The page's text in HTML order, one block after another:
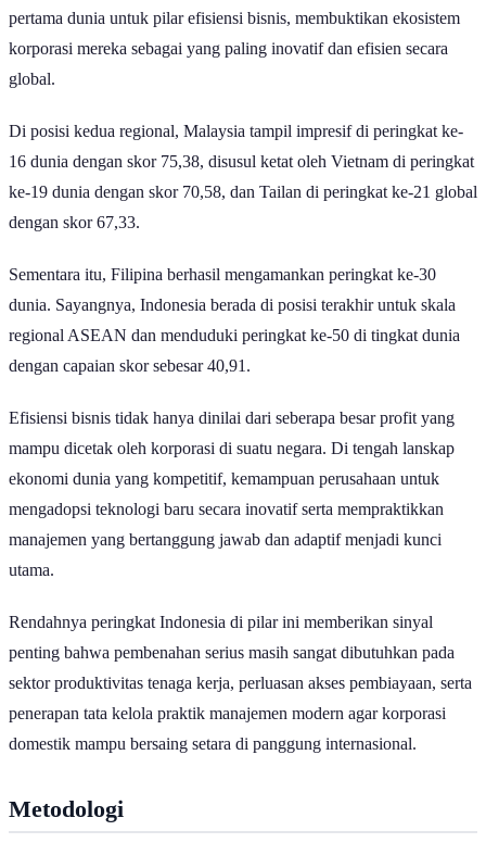
pertama dunia untuk pilar efisiensi bisnis, membuktikan ekosistem
korporasi mereka sebagai yang paling inovatif dan efisien secara
global.
Di posisi kedua regional, Malaysia tampil impresif di peringkat ke-
16 dunia dengan skor 75,38, disusul ketat oleh Vietnam di peringkat
ke-19 dunia dengan skor 70,58, dan Tailan di peringkat ke-21 global
dengan skor 67,33.
Sementara itu, Filipina berhasil mengamankan peringkat ke-30
dunia. Sayangnya, Indonesia berada di posisi terakhir untuk skala
regional ASEAN dan menduduki peringkat ke-50 di tingkat dunia
dengan capaian skor sebesar 40,91.
Efisiensi bisnis tidak hanya dinilai dari seberapa besar profit yang
mampu dicetak oleh korporasi di suatu negara. Di tengah lanskap
ekonomi dunia yang kompetitif, kemampuan perusahaan untuk
mengadopsi teknologi baru secara inovatif serta mempraktikkan
manajemen yang bertanggung jawab dan adaptif menjadi kunci
utama.
Rendahnya peringkat Indonesia di pilar ini memberikan sinyal
penting bahwa pembenahan serius masih sangat dibutuhkan pada
sektor produktivitas tenaga kerja, perluasan akses pembiayaan, serta
penerapan tata kelola praktik manajemen modern agar korporasi
domestik mampu bersaing setara di panggung internasional.
Metodologi